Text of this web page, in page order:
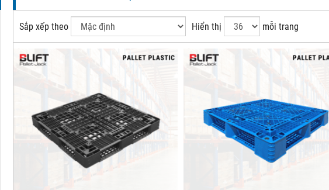
Sắp xếp theo Hiển thị mỗi trang